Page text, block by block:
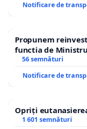
Notificare de
Propunem
functia de
56 semnături
Notificare de
Opriți
1 601 semnături